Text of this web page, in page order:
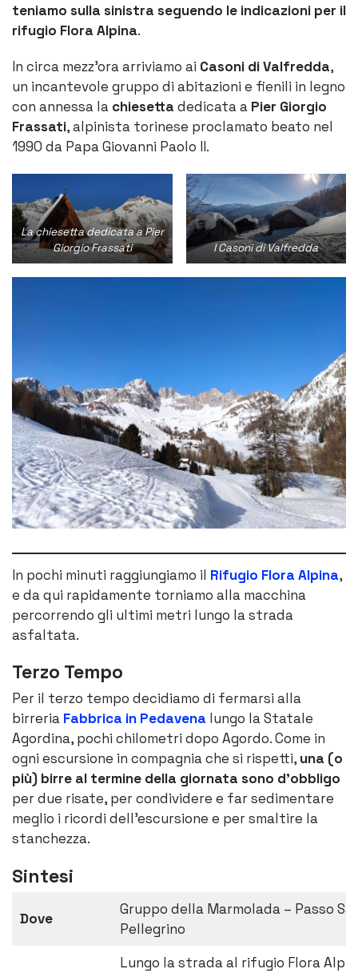
teniamo sulla sinistra seguendo le indicazioni per il
rifugio Flora Alpina.
In circa mezz’ora arriviamo ai Casoni di Valfredda,
un incantevole gruppo di abitazioni e fienili in legno
con annessa la chiesetta dedicata a Pier Giorgio
Frassati, alpinista torinese proclamato beato nel
1990 da Papa Giovanni Paolo II.
La chiesetta dedicata a Pier
Giorgio Frassati
I Casoni di Valfredda
In pochi minuti raggiungiamo il Rifugio Flora Alpina,
e da qui rapidamente torniamo alla macchina
percorrendo gli ultimi metri lungo la strada
asfaltata.
Terzo Tempo
Per il terzo tempo decidiamo di fermarsi alla
birreria Fabbrica in Pedavena lungo la Statale
Agordina, pochi chilometri dopo Agordo. Come in
ogni escursione in compagnia che si rispetti, una (o
più) birre al termine della giornata sono d’obbligo
per due risate, per condividere e far sedimentare
meglio i ricordi dell’escursione e per smaltire la
stanchezza.
Sintesi
Dove
Gruppo della Marmolada – Passo
Pellegrino
Lungo la strada al rifugio Flora